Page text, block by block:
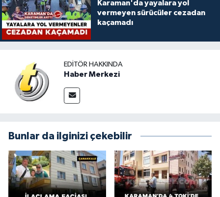
Karaman'da yayalara yol
vermeyen sürücüler cezadan
kaçamadı
EDITÖR HAKKINDA
Haber Merkezi
Bunlar da ilginizi çekebilir